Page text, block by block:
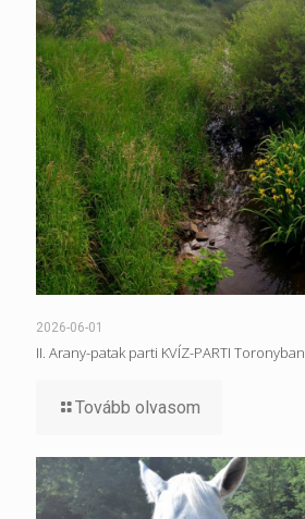
2026-06-01
II. Arany-patak parti KVÍZ-PARTI Toronyban
Tovább olvasom